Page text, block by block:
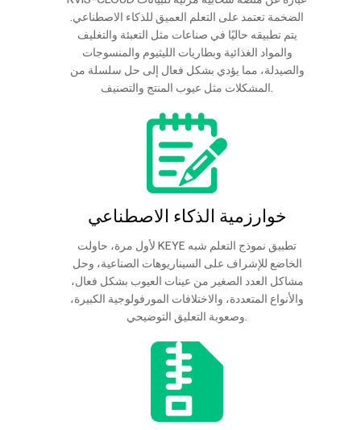
الضخمة تعتمد على التعلم العميق للذكاء الاصطناعي.
يتم تطبيقه حاليًا في صناعات مثل التعبئة والتغليف
والمواد الغذائية وبطاريات الليثيوم والمنسوجات
والصيدلة، مما يؤدي بشكل فعال إلى حل سلسلة من
المشكلات مثل عيوب المنتج والتصنيف.
خوارزمية الذكاء الاصطناعي
لأول مرة، حاولت KEYE تطبيق نموذج التعلم شبه
الخاضع للإشراف على السيناريوهات الصناعية، وحل
مشاكل العدد الصغير من عينات العيوب بشكل فعال،
والأنواع المتعددة، والاختلافات المورفولوجية الكبيرة،
وصعوبة التعليق التوضيحي.